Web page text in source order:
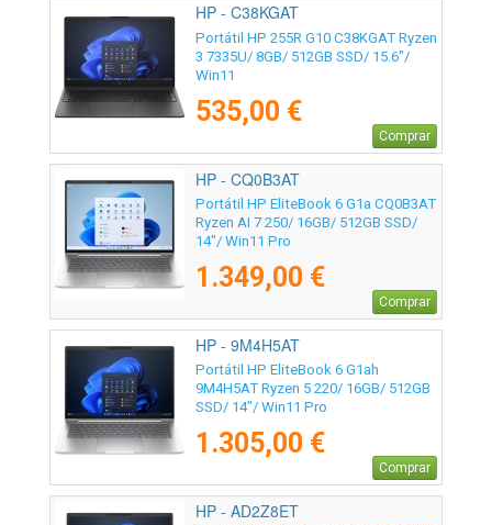
HP - C38KGAT
Portátil HP 255R G10 C38KGAT Ryzen
3 7335U/ 8GB/ 512GB SSD/ 15.6"/
Win11
535,00 €
Comprar
HP - CQ0B3AT
Portátil HP EliteBook 6 G1a CQ0B3AT
Ryzen AI 7 250/ 16GB/ 512GB SSD/
14"/ Win11 Pro
1.349,00 €
Comprar
HP - 9M4H5AT
Portátil HP EliteBook 6 G1ah
9M4H5AT Ryzen 5 220/ 16GB/ 512GB
SSD/ 14"/ Win11 Pro
1.305,00 €
Comprar
HP - AD2Z8ET